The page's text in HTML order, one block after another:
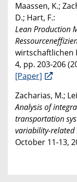
Maassen, K.;
D.; Hart, F.:
Lean Production
wirtschaftlichen
4, pp. 203-206
[Paper]
Zacharias, M.;
Analysis of
transportation
variability-related
October 11-13,